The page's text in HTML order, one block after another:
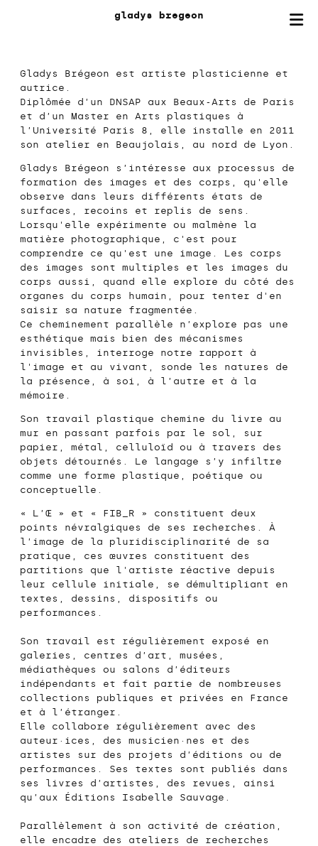
gladys bregeon
Gladys Brégeon est artiste plasticienne et
autrice.
Diplômée d’un DNSAP aux Beaux-Arts de Paris
et d’un Master en Arts plastiques à
l’Université Paris 8, elle installe en 2011
son atelier en Beaujolais, au nord de Lyon.
Gladys Brégeon s’intéresse aux processus de
formation des images et des corps, qu'elle
observe dans leurs différents états de
surfaces, recoins et replis de sens.
Lorsqu'elle expérimente ou malmène la
matière photographique, c'est pour
comprendre ce qu'est une image. Les corps
des images sont multiples et les images du
corps aussi, quand elle explore du côté des
organes du corps humain, pour tenter d'en
saisir sa nature fragmentée.
Ce cheminement parallèle n’explore pas une
esthétique mais bien des mécanismes
invisibles, interroge notre rapport à
l'image et au vivant, sonde les natures de
la présence, à soi, à l’autre et à la
mémoire.
Son travail plastique chemine du livre au
mur en passant parfois par le sol, sur
papier, métal, celluloïd ou à travers des
objets détournés. Le langage s’y infiltre
comme une forme plastique, poétique ou
conceptuelle.
« L’Œ » et « FIB_R » constituent deux
points névralgiques de ses recherches. À
l’image de la pluridisciplinarité de sa
pratique, ces œuvres constituent des
partitions que l'artiste réactive depuis
leur cellule initiale, se démultipliant en
textes, dessins, dispositifs ou
performances.
Son travail est régulièrement exposé en
galeries, centres d’art, musées,
médiathèques ou salons d’éditeurs
indépendants et fait partie de nombreuses
collections publiques et privées en France
et à l’étranger.
Elle collabore régulièrement avec des
auteur·ices, des musicien·nes et des
artistes sur des projets d’éditions ou de
performances. Ses textes sont publiés dans
ses livres d’artistes, des revues, ainsi
qu’aux Éditions Isabelle Sauvage.
Parallèlement à son activité de création,
elle encadre des ateliers de recherches